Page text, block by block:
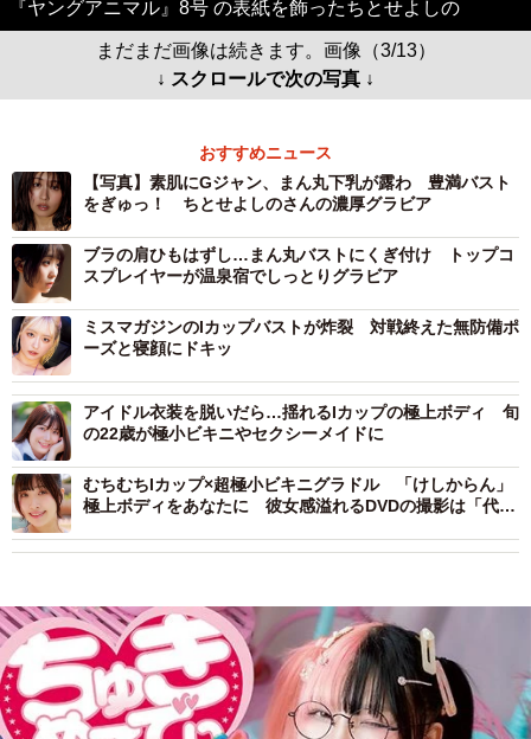
『ヤングアニマル』8号 の表紙を飾ったちとせよしの
まだまだ画像は続きます。画像（3/13）
↓ スクロールで次の写真 ↓
おすすめニュース
【写真】素肌にGジャン、まん丸下乳が露わ 豊満バスト
をぎゅっ！ ちとせよしのさんの濃厚グラビア
ブラの肩ひもはずし…まん丸バストにくぎ付け トップコ
スプレイヤーが温泉宿でしっとりグラビア
ミスマガジンのIカップバストが炸裂 対戦終えた無防備ポ
ーズと寝顔にドキッ
アイドル衣装を脱いだら…揺れるIカップの極上ボディ 旬
の22歳が極小ビキニやセクシーメイドに
むちむちIカップ×超極小ビキニグラドル 「けしからん」
極上ボディをあなたに 彼女感溢れるDVDの撮影は「代謝